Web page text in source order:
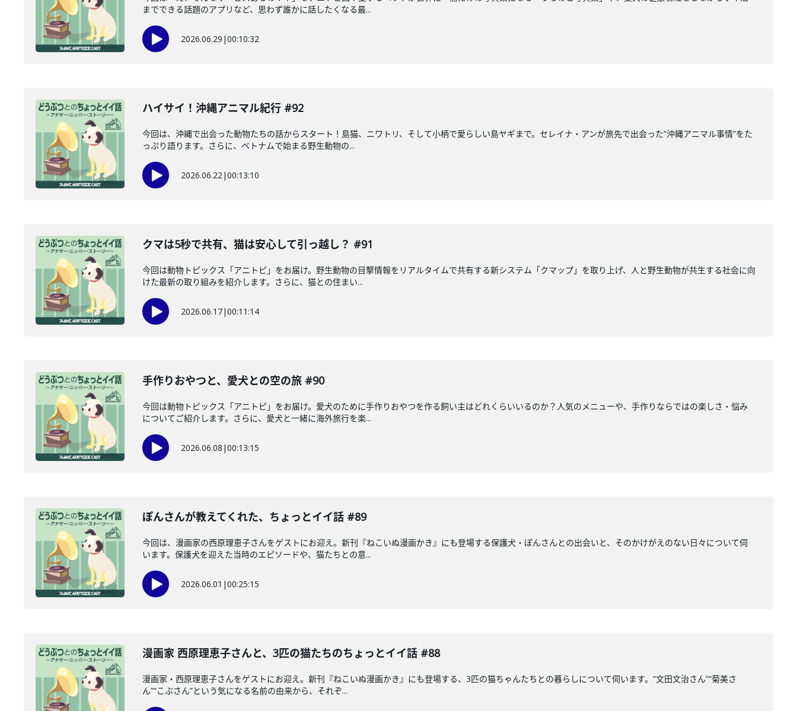
までできる話題のアプリなど、思わず誰かに話したくなる最...
2026.06.29 |00:10:32
ハイサイ！沖縄アニマル紀行 #92
今回は、沖縄で出会った動物たちの話からスタート！島猫、ニワトリ、そして小柄で愛らしい島ヤギまで。セレイナ・アンが旅先で出会った“沖縄アニマル事情”をた
っぷり語ります。さらに、ベトナムで始まる野生動物の...
2026.06.22|00:13:10
クマは5秒で共有、猫は安心して引っ越し？ #91
今回は動物トピックス「アニトピ」をお届け。野生動物の目撃情報をリアルタイムで共有する新システム「クマップ」を取り上げ、人と野生動物が共生する社会に向
けた最新の取り組みを紹介します。さらに、猫との住まい...
2026.06.17|00:11:14
手作りおやつと、愛犬との空の旅 #90
今回は動物トピックス「アニトピ」をお届け。愛犬のために手作りおやつを作る飼い主はどれくらいいるのか？人気のメニューや、手作りならではの楽しさ・悩み
についてご紹介します。さらに、愛犬と一緒に海外旅行を楽...
2026.06.08 |00:13:15
ぽんさんが教えてくれた、ちょっとイイ話 #89
今回は、漫画家の西原理恵子さんをゲストにお迎え。新刊『ねこいぬ漫画かき』にも登場する保護犬・ぽんさんとの出会いと、そのかけがえのない日々について伺
います。保護犬を迎えた当時のエピソードや、猫たちとの意...
2026.06.01 |00:25:15
漫画家 西原理恵子さんと、3匹の猫たちのちょっとイイ話 #88
漫画家・西原理恵子さんをゲストにお迎え。新刊『ねこいぬ漫画かき』にも登場する、3匹の猫ちゃんたちとの暮らしについて伺います。“文田文治さん”“菊美さ
ん”“こぶさん”という気になる名前の由来から、それぞ...